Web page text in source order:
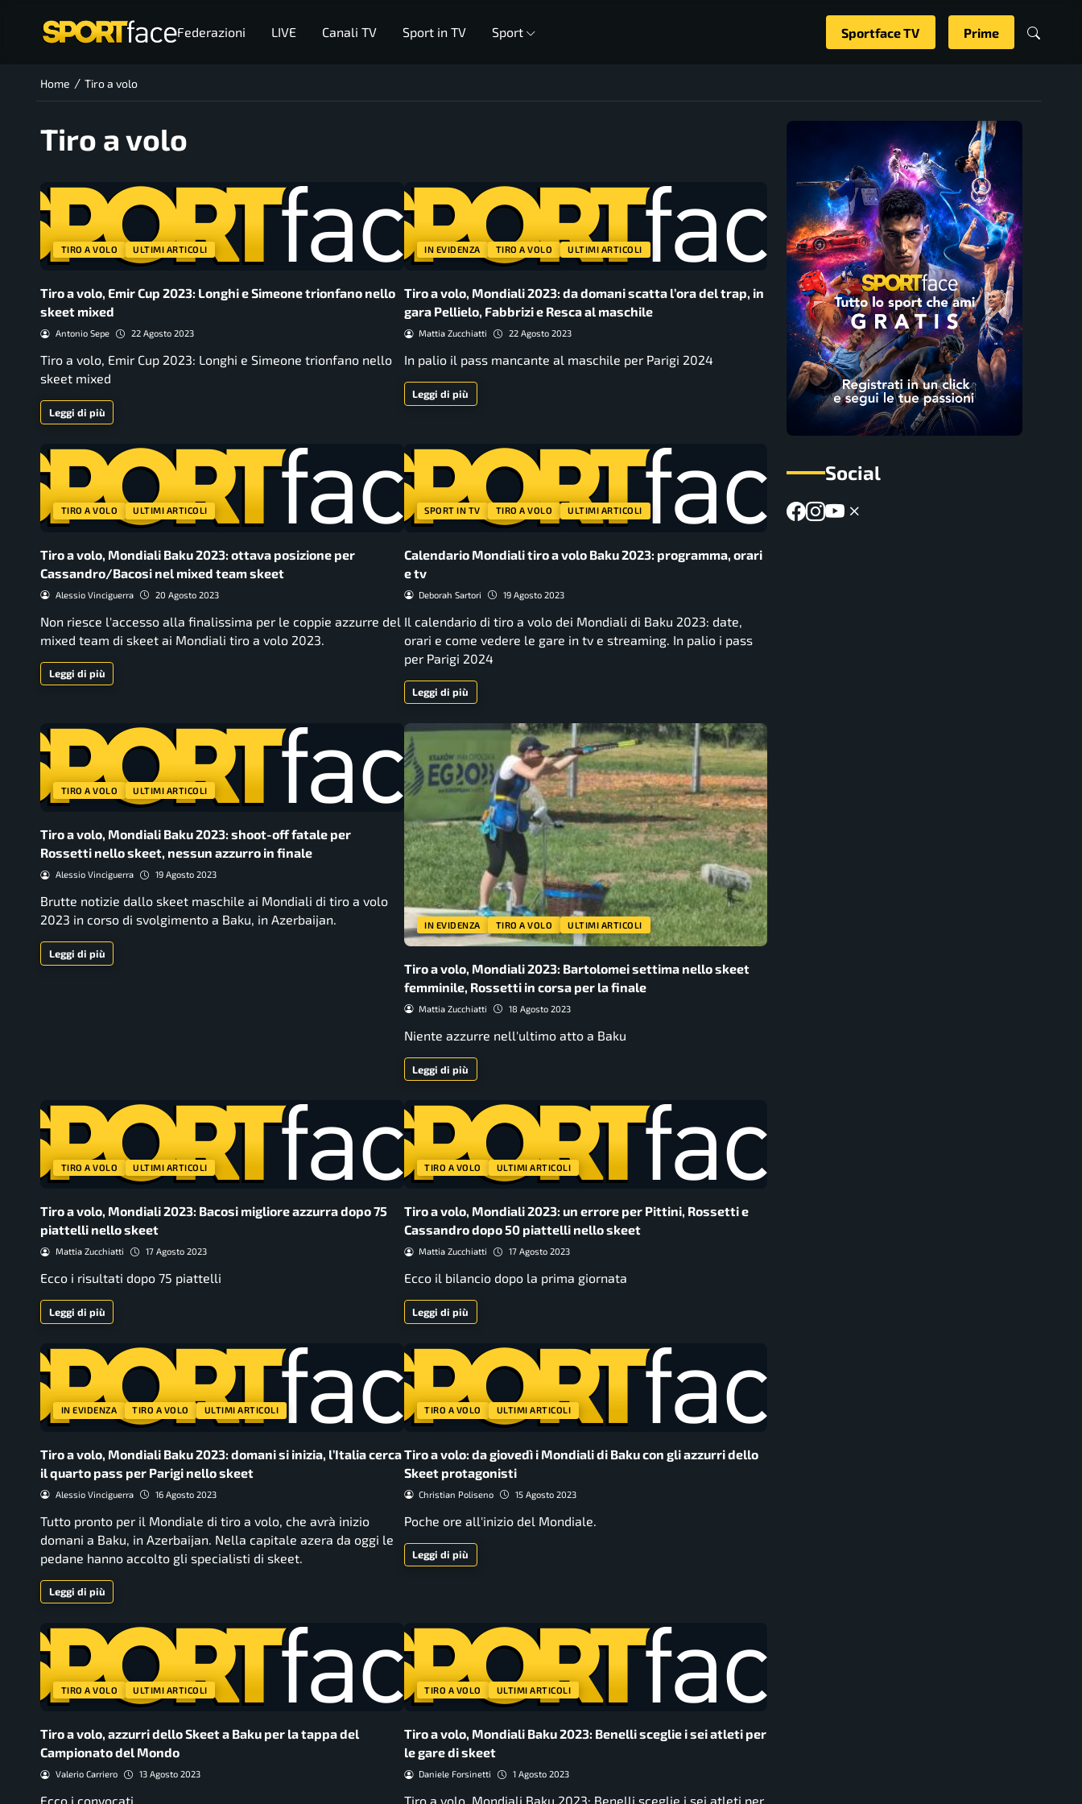
Federazioni LIVE Canali TV Sport in TV Sport Sportface TV Prime
Home / Tiro a volo
Tiro a volo
TIRO A VOLO ULTIMI ARTICOLI
Tiro a volo, Emir Cup 2023: Longhi e Simeone trionfano nello
skeet mixed
Antonio Sepe 22 Agosto 2023
Tiro a volo, Emir Cup 2023: Longhi e Simeone trionfano nello
skeet mixed
Leggi di più
IN EVIDENZA TIRO A VOLO ULTIMI ARTICOLI
Tiro a volo, Mondiali 2023: da domani scatta l’ora del trap, in
gara Pellielo, Fabbrizi e Resca al maschile
Mattia Zucchiatti 22 Agosto 2023
In palio il pass mancante al maschile per Parigi 2024
Leggi di più
TIRO A VOLO ULTIMI ARTICOLI
Tiro a volo, Mondiali Baku 2023: ottava posizione per
Cassandro/Bacosi nel mixed team skeet
Alessio Vinciguerra 20 Agosto 2023
Non riesce l'accesso alla finalissima per le coppie azzurre del
mixed team di skeet ai Mondiali tiro a volo 2023.
Leggi di più
SPORT IN TV TIRO A VOLO ULTIMI ARTICOLI
Calendario Mondiali tiro a volo Baku 2023: programma, orari
e tv
Deborah Sartori 19 Agosto 2023
Il calendario di tiro a volo dei Mondiali di Baku 2023: date,
orari e come vedere le gare in tv e streaming. In palio i pass
per Parigi 2024
Leggi di più
TIRO A VOLO ULTIMI ARTICOLI
Tiro a volo, Mondiali Baku 2023: shoot-off fatale per
Rossetti nello skeet, nessun azzurro in finale
Alessio Vinciguerra 19 Agosto 2023
Brutte notizie dallo skeet maschile ai Mondiali di tiro a volo
2023 in corso di svolgimento a Baku, in Azerbaijan.
Leggi di più
IN EVIDENZA TIRO A VOLO ULTIMI ARTICOLI
Tiro a volo, Mondiali 2023: Bartolomei settima nello skeet
femminile, Rossetti in corsa per la finale
Mattia Zucchiatti 18 Agosto 2023
Niente azzurre nell'ultimo atto a Baku
Leggi di più
TIRO A VOLO ULTIMI ARTICOLI
Tiro a volo, Mondiali 2023: Bacosi migliore azzurra dopo 75
piattelli nello skeet
Mattia Zucchiatti 17 Agosto 2023
Ecco i risultati dopo 75 piattelli
Leggi di più
TIRO A VOLO ULTIMI ARTICOLI
Tiro a volo, Mondiali 2023: un errore per Pittini, Rossetti e
Cassandro dopo 50 piattelli nello skeet
Mattia Zucchiatti 17 Agosto 2023
Ecco il bilancio dopo la prima giornata
Leggi di più
IN EVIDENZA TIRO A VOLO ULTIMI ARTICOLI
Tiro a volo, Mondiali Baku 2023: domani si inizia, l’Italia cerca
il quarto pass per Parigi nello skeet
Alessio Vinciguerra 16 Agosto 2023
Tutto pronto per il Mondiale di tiro a volo, che avrà inizio
domani a Baku, in Azerbaijan. Nella capitale azera da oggi le
pedane hanno accolto gli specialisti di skeet.
Leggi di più
TIRO A VOLO ULTIMI ARTICOLI
Tiro a volo: da giovedì i Mondiali di Baku con gli azzurri dello
Skeet protagonisti
Christian Poliseno 15 Agosto 2023
Poche ore all'inizio del Mondiale.
Leggi di più
TIRO A VOLO ULTIMI ARTICOLI
Tiro a volo, azzurri dello Skeet a Baku per la tappa del
Campionato del Mondo
Valerio Carriero 13 Agosto 2023
Ecco i convocati
TIRO A VOLO ULTIMI ARTICOLI
Tiro a volo, Mondiali Baku 2023: Benelli sceglie i sei atleti per
le gare di skeet
Daniele Forsinetti 1 Agosto 2023
Tiro a volo, Mondiali Baku 2023: Benelli sceglie i sei atleti per
Social